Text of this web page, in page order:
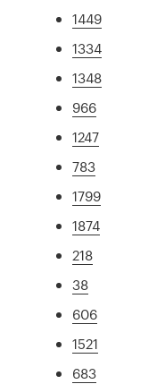
1449
1334
1348
966
1247
783
1799
1874
218
38
606
1521
683